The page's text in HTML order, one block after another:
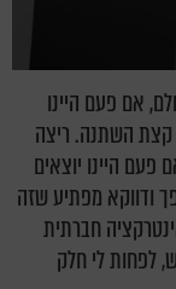
אם פעם היינו
קצת השתנה. ריצה
פעם היינו יוצאים
ודווקא מפתיע שזה
חברתית
לפחות לי חלק